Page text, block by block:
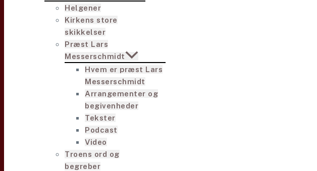
Helgener
Kirkens store
skikkelser
Præst Lars
Messerschmidt
Hvem er præst Lars
Messerschmidt
Arrangementer og
begivenheder
Tekster
Podcast
Video
Troens ord og
begreber